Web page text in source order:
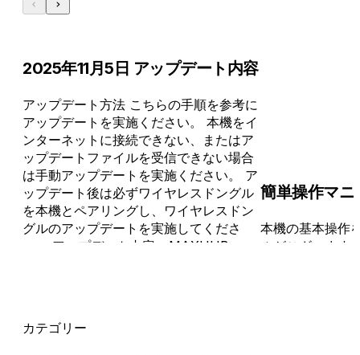
2025年11月5日 アップデート内容
アップデート方法 こちらの手順を参考に
アップデートを実施ください。 本機をイ
ンターネットに接続できない、またはア
ップデートファイルを受信できない場合
は手動アップデートを実施ください。 ア
ップデート後は必ずワイヤレスドングル
を本機とペアリングし、ワイヤレスドン
グルのアップデートを実施してくださ
い。 アップデート内容 - MAXHUB
りました。設定方法・注意事項はこちら
簡単操作マニ
本機の基本操作
ルがございます
カテゴリー